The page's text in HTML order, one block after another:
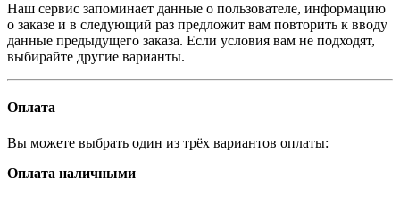
Наш сервис запоминает данные о пользователе, информацию
о заказе и в следующий раз предложит вам повторить к вводу
данные предыдущего заказа. Если условия вам не подходят,
выбирайте другие варианты.
Оплата
Вы можете выбрать один из трёх вариантов оплаты:
Оплата наличными